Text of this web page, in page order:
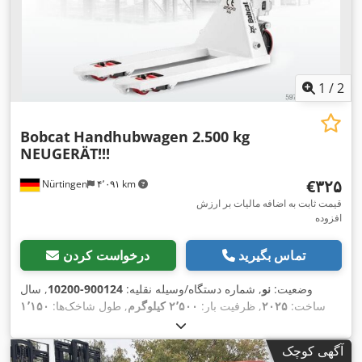
1 /2
Nürtingen ۴٬۰۹۱ km
Bobcat Handhubwagen 2.500 kg
NEUGERÄT!!!
‎€۳۲۵
قیمت ثابت به اضافه مالیات بر ارزش
افزوده
درخواست کردن تماس بگیرید
وضعیت: نو, شماره دستگاه/وسیله نقلیه: 900124-10200
, سال
ساخت: ۲۰۲۵, ظرفیت بار: ۲٬۵۰۰ کیلوگرم , طول شاخک‌ها: ۱٬۱۵۰
آگهی کوچک